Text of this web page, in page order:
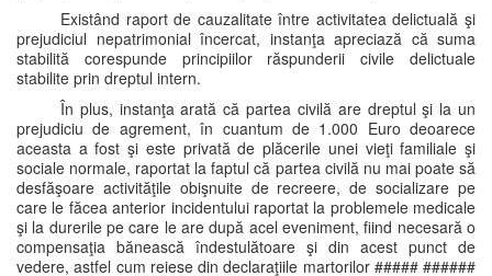
Existând raport de cauzalitate între activitatea delictuală şi
prejudiciul nepatrimonial încercat, instanţa apreciază că suma
stabilită corespunde principiilor răspunderii civile delictuale
stabilite prin dreptul intern.
În plus, instanţa arată că partea civilă are dreptul şi la un
prejudiciu de agrement, în cuantum de 1.000 Euro deoarece
aceasta a fost şi este privată de plăcerile unei vieţi familiale şi
sociale normale, raportat la faptul că partea civilă nu mai poate să
desfăşoare activităţile obişnuite de recreere, de socializare pe
care le făcea anterior incidentului raportat la problemele medicale
şi la durerile pe care le are după acel eveniment, fiind necesară o
compensaţia bănească îndestulătoare şi din acest punct de
vedere, astfel cum reiese din declaraţiile martorilor ##### ######